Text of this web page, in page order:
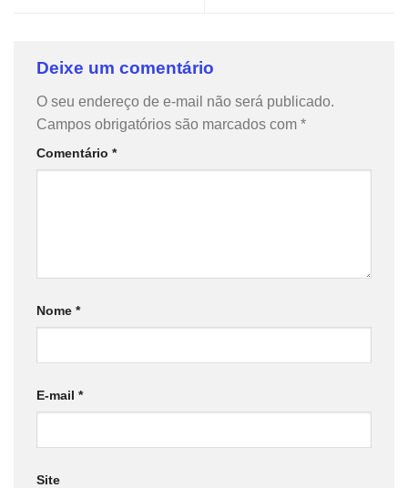
Deixe um comentário
O seu endereço de e-mail não será publicado.
Campos obrigatórios são marcados com *
Comentário *
Nome *
E-mail *
Site